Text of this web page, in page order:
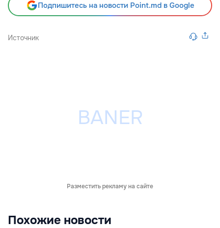
Подпишитесь на новости Point.md в Google
Источник
Разместить рекламу на сайте
Похожие новости